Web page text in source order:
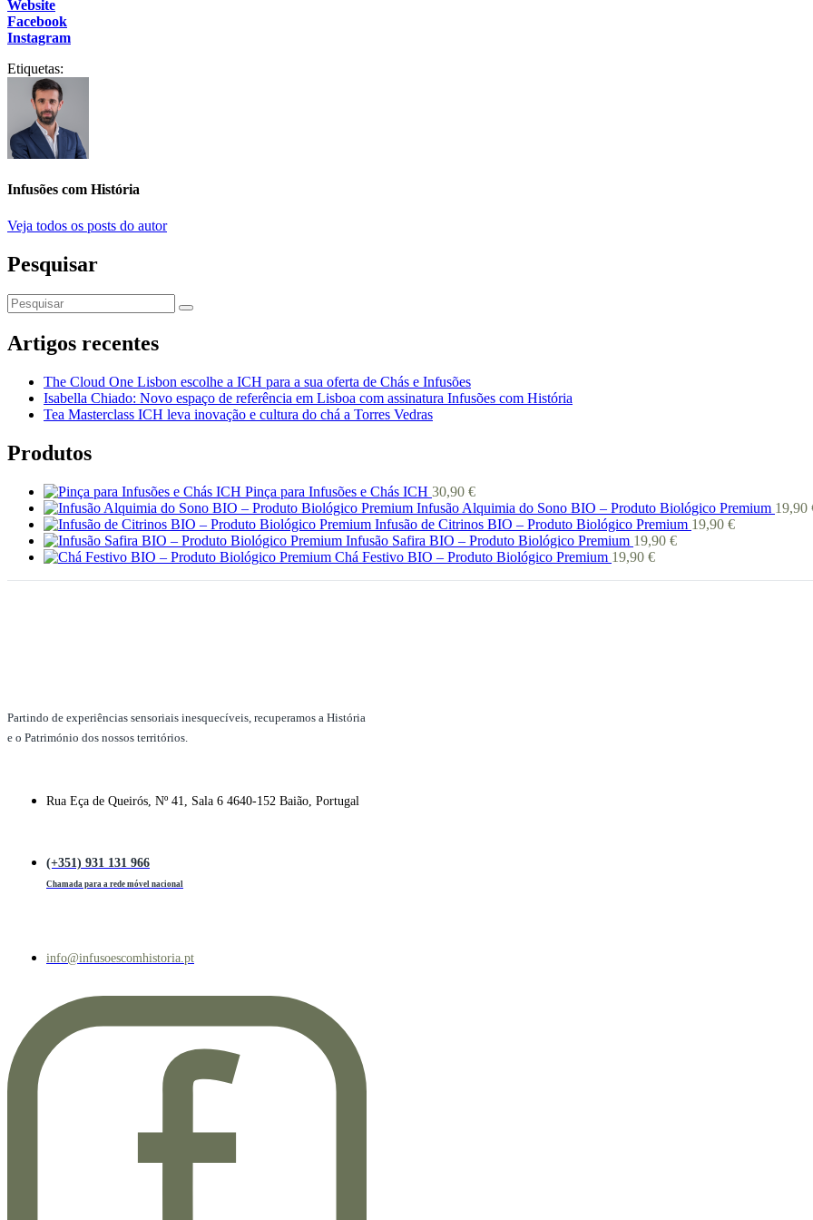
Website
Facebook
Instagram
Etiquetas:
Infusões com História
Veja todos os posts do autor
Pesquisar
Artigos recentes
The Cloud One Lisbon escolhe a ICH para a sua oferta de Chás e Infusões
Isabella Chiado: Novo espaço de referência em Lisboa com assinatura Infusões com História
Tea Masterclass ICH leva inovação e cultura do chá a Torres Vedras
Produtos
Pinça para Infusões e Chás ICH 30,90 €
Infusão Alquimia do Sono BIO – Produto Biológico Premium 19,90
Infusão de Citrinos BIO – Produto Biológico Premium 19,90 €
Infusão Safira BIO – Produto Biológico Premium 19,90 €
Chá Festivo BIO – Produto Biológico Premium 19,90 €
Partindo de experiências sensoriais inesquecíveis, recuperamos a História
e o Património dos nossos territórios.
Rua Eça de Queirós, Nº 41, Sala 6 4640-152 Baião, Portugal
(+351) 931 131 966
Chamada para a rede móvel nacional
info@infusoescomhistoria.pt